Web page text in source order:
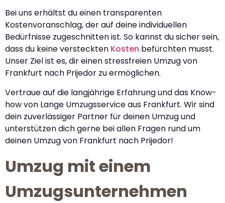
Bei uns erhältst du einen transparenten
Kostenvoranschlag, der auf deine individuellen
Bedürfnisse zugeschnitten ist. So kannst du sicher sein,
dass du keine versteckten Kosten befürchten musst.
Unser Ziel ist es, dir einen stressfreien Umzug von
Frankfurt nach Prijedor zu ermöglichen.
Vertraue auf die langjährige Erfahrung und das Know-
how von Lange Umzugsservice aus Frankfurt. Wir sind
dein zuverlässiger Partner für deinen Umzug und
unterstützen dich gerne bei allen Fragen rund um
deinen Umzug von Frankfurt nach Prijedor!
Umzug mit einem
Umzugsunternehmen